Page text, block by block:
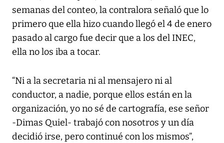
semanas del conteo, la contralora señaló que lo
primero que ella hizo cuando llegó el 4 de enero
pasado al cargo fue decir que a los del INEC,
ella no los iba a tocar.
“Ni a la secretaria ni al mensajero ni al
conductor, a nadie, porque ellos están en la
organización, yo no sé de cartografía, ese señor
-Dimas Quiel- trabajó con nosotros y un día
decidió irse, pero continué con los mismos”,